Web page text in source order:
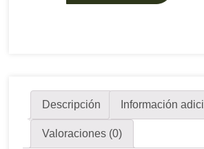
Descripción Información
Valoraciones (0)